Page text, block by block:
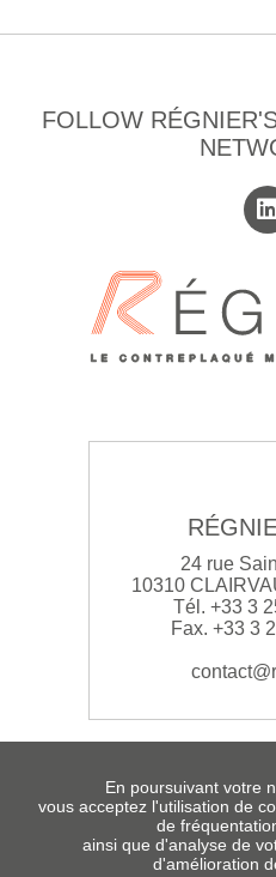
En poursuivant votre
vous acceptez l'utilisation de
de
ainsi que d'analyse de
d'amélioration
FOLLOW
24 rue
10310
Tél. +33 3
Fax. +33 3